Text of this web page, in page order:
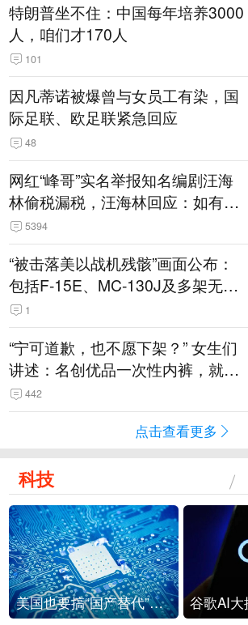
特朗普坐不住：中国每年培养3000
人，咱们才170人
101
因凡蒂诺被爆曾与女员工有染，国
际足联、欧足联紧急回应
48
网红“峰哥”实名举报知名编剧汪海
林偷税漏税，汪海林回应：如有违
法行为，相关机构自会进行评判和
处理
5394
“被击落美以战机残骸”画面公布：
包括F-15E、MC-130J及多架无人
机 1
“宁可道歉，也不愿下架？” 女生们
讲述：名创优品一次性内裤，就
是“一次性社死”单品？
442
点击查看更多
科技
美国也要搞“国产替代”？先算清三笔账